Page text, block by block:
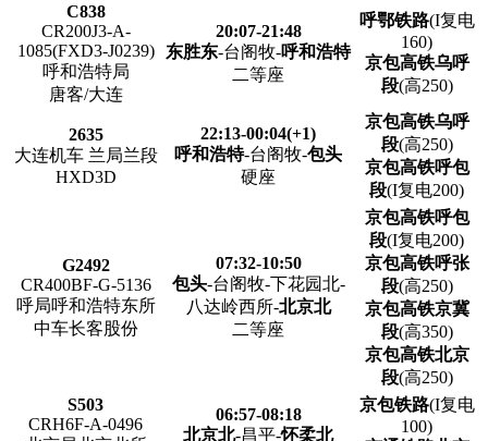
C838
CR200J3-A-
1085(FXD3-J0239)
呼和浩特局
唐客/大连
20:07-21:48
东胜东-台阁牧-呼和浩特
二等座
呼鄂铁路(I复电
160)
京包高铁乌呼
段(高250)
2635
大连机车 兰局兰段
HXD3D
22:13-00:04(+1)
呼和浩特-台阁牧-包头
硬座
京包高铁乌呼
段(高250)
京包高铁呼包
段(I复电200)
G2492
CR400BF-G-5136
呼局呼和浩特东所
中车长客股份
07:32-10:50
包头-台阁牧-下花园北-
八达岭西所-北京北
二等座
京包高铁呼包
段(I复电200)
京包高铁呼张
段(高250)
京包高铁京冀
段(高350)
京包高铁北京
段(高250)
S503
CRH6F-A-0496
06:57-08:18
北京北-昌平-怀柔北
京包铁路(I复电
100)